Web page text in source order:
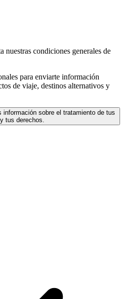
nuestras condiciones generales de
para enviarte información
de viaje, destinos alternativos y
información sobre el tratamiento de tus
tus derechos.